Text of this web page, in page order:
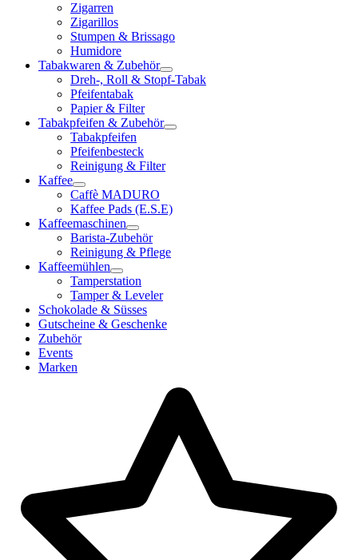
Zigarren
Zigarillos
Stumpen & Brissago
Humidore
Tabakwaren & Zubehör
Dreh-, Roll & Stopf-Tabak
Pfeifentabak
Papier & Filter
Tabakpfeifen & Zubehör
Tabakpfeifen
Pfeifenbesteck
Reinigung & Filter
Kaffee
Caffè MADURO
Kaffee Pads (E.S.E)
Kaffeemaschinen
Barista-Zubehör
Reinigung & Pflege
Kaffeemühlen
Tamperstation
Tamper & Leveler
Schokolade & Süsses
Gutscheine & Geschenke
Zubehör
Events
Marken